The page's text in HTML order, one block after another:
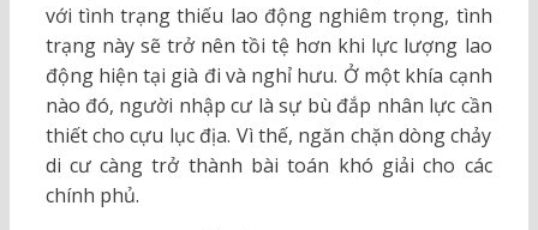
với tình trạng thiếu lao động nghiêm trọng, tình
trạng này sẽ trở nên tồi tệ hơn khi lực lượng lao
động hiện tại già đi và nghỉ hưu. Ở một khía cạnh
nào đó, người nhập cư là sự bù đắp nhân lực cần
thiết cho cựu lục địa. Vì thế, ngăn chặn dòng chảy
di cư càng trở thành bài toán khó giải cho các
chính phủ.